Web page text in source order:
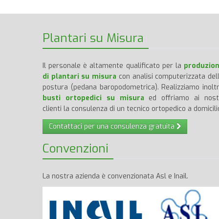
Plantari su Misura
Il personale è altamente qualificato per la
di plantari su misura con analisi computerizzata
postura (pedana baropodometrica). Realizziamo
busti ortopedici su misura ed offriamo ai
clienti la consulenza di un tecnico ortopedico a
Contattaci per una consulenza gratuita
Convenzioni
La nostra azienda è convenzionata Asl e Inail.